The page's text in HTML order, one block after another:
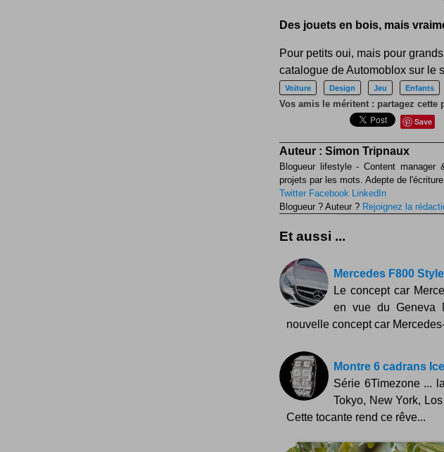
Des jouets en bois, mais
Pour petits oui, mais pour
catalogue de Automoblox sur le
Voiture Design Jeu Enfants
Vos amis le méritent : partagez cette
Save
Auteur : Simon Tripnaux
Blogueur lifestyle - Content
projets par les mots. Adepte de
Twitter Facebook LinkedIn
Blogueur ? Auteur ? Rejoignez la
Et aussi ...
Mercedes F800 Style
Le concept car
en vue du Geneva
nouvelle concept car
Montre 6 cadrans
Série 6Timezone ...
Tokyo, New York,
Cette tocante rend ce rêve...